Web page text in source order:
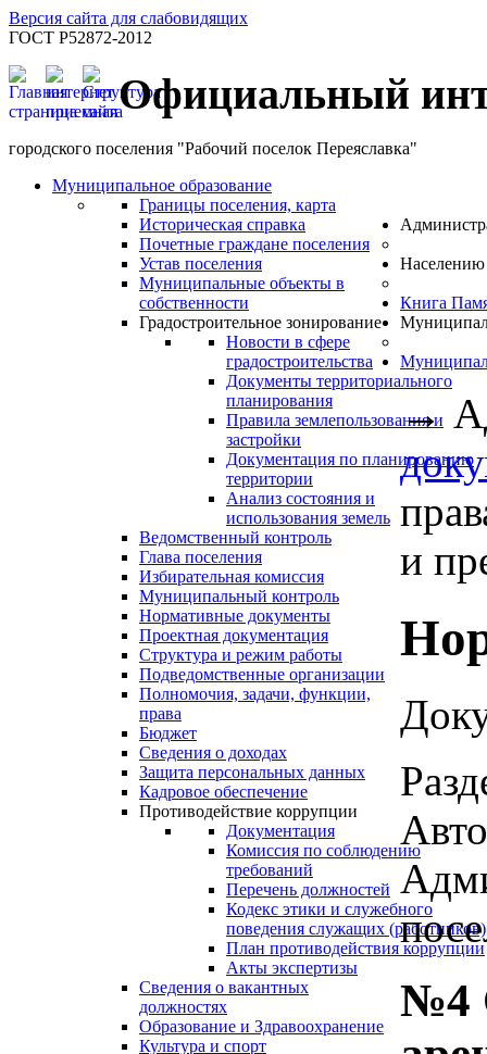
Версия сайта для слабовидящих
ГОСТ Р52872-2012
Официальный
городского поселения "Рабочий поселок Переяславка"
Муниципальное образование
Границы поселения, карта
Историческая справка
Почетные граждане поселения
Устав поселения
Муниципальные объекты в
собственности
Градостроительное зонирование
Новости в сфере
градостроительства
Документы территориального
планирования
Правила землепользования и
застройки
Документация по планированию
территории
Анализ состояния и
использования земель
Ведомственный контроль
Глава поселения
Избирательная комиссия
Муниципальный контроль
Нормативные документы
Проектная документация
Структура и режим работы
Подведомственные организации
Полномочия, задачи, функции,
права
Бюджет
Сведения о доходах
Защита персональных данных
Кадровое обеспечение
Противодействие коррупции
Документация
Комиссия по соблюдению
требований
Перечень должностей
Кодекс этики и служебного
поведения служащих (работников)
План противодействия коррупции
Акты экспертизы
Сведения о вакантных
должностях
Населению
Образование и Здравоохранение
Культура и спорт
Книга
→
и
№4